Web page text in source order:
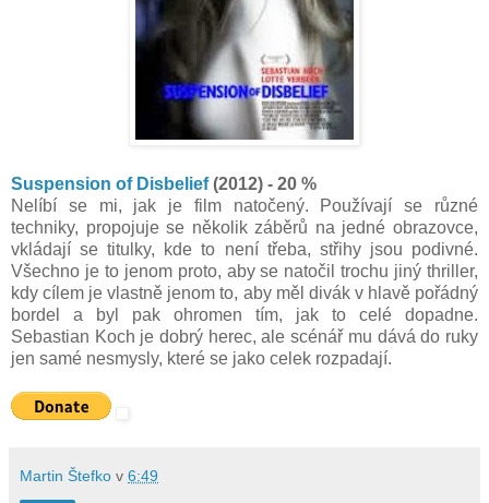
Suspension of Disbelief(2012) - 20 %
Nelíbí se mi, jak je film natočený. Používají se různé
techniky, propojuje se několik záběrů na jedné obrazovce,
vkládají se titulky, kde to není třeba, střihy jsou podivné.
Všechno je to jenom proto, aby se natočil trochu jiný thriller,
kdy cílem je vlastně jenom to, aby měl divák v hlavě pořádný
bordel a byl pak ohromen tím, jak to celé dopadne.
Sebastian Koch je dobrý herec, ale scénář mu dává do ruky
jen samé nesmysly, které se jako celek rozpadají.
Martin Štefko v 6:49